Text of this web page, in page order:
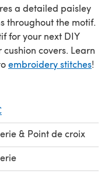
a detailed paisley
throughout the motif.
for your next DIY
covers. Learn
embroidery stitches!
& Point de croix